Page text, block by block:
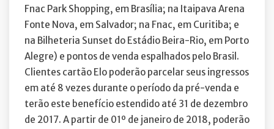
Fnac Park Shopping, em Brasília; na Itaipava Arena
Fonte Nova, em Salvador; na Fnac, em Curitiba; e
na Bilheteria Sunset do Estádio Beira-Rio, em Porto
Alegre) e pontos de venda espalhados pelo Brasil.
Clientes cartão Elo poderão parcelar seus ingressos
em até 8 vezes durante o período da pré-venda e
terão este benefício estendido até 31 de dezembro
de 2017. A partir de 01º de janeiro de 2018, poderão